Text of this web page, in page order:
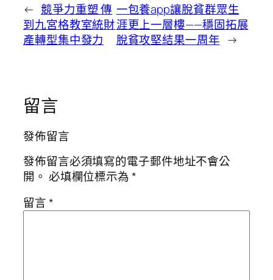
← 競爭力重塑 傳
到九宮格教室統財
產轉型集中發力
一包養app讓脫貧群眾生
涯更上一層樓——穩固拓展
脫貧攻堅結果一周年 →
留言
發佈留言
發佈留言必須填寫的電子郵件地址不會公
開。 必填欄位標示為*
留言*